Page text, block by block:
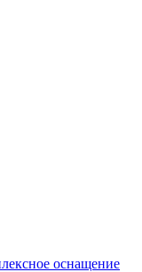
оснащение